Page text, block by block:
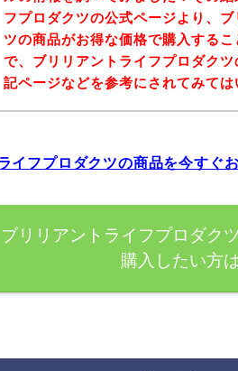
フプロダクツの公式ページより、
ツの商品がお得な価格で購入する
で、ブリリアントライフプロダク
記ページなどを参考にされてみては
イフプロダクツの商品を今すぐ
ブリリアントライフプロダク
購入したい方